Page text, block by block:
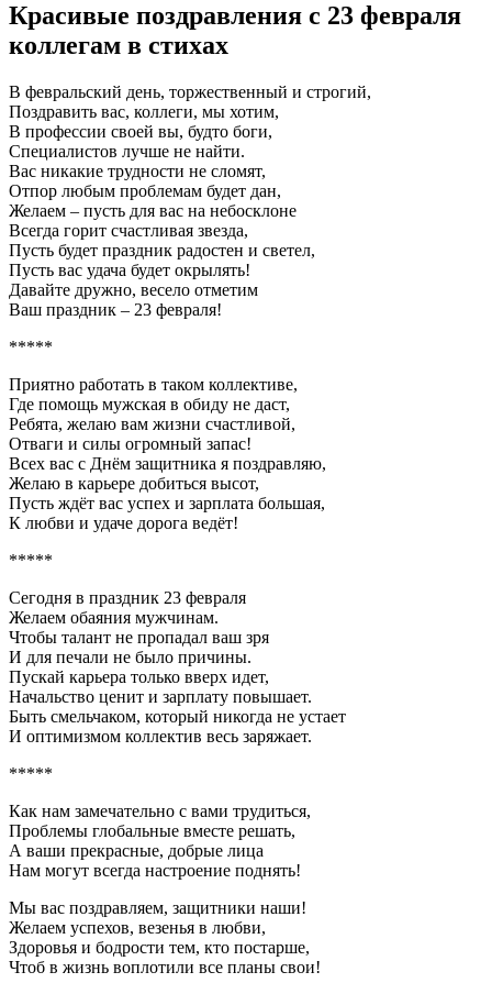
Красивые поздравления с 23 февраля
коллегам в стихах
В февральский день, торжественный и строгий,
Поздравить вас, коллеги, мы хотим,
В профессии своей вы, будто боги,
Специалистов лучше не найти.
Вас никакие трудности не сломят,
Отпор любым проблемам будет дан,
Желаем – пусть для вас на небосклоне
Всегда горит счастливая звезда,
Пусть будет праздник радостен и светел,
Пусть вас удача будет окрылять!
Давайте дружно, весело отметим
Ваш праздник – 23 февраля!
*****
Приятно работать в таком коллективе,
Где помощь мужская в обиду не даст,
Ребята, желаю вам жизни счастливой,
Отваги и силы огромный запас!
Всех вас с Днём защитника я поздравляю,
Желаю в карьере добиться высот,
Пусть ждёт вас успех и зарплата большая,
К любви и удаче дорога ведёт!
*****
Сегодня в праздник 23 февраля
Желаем обаяния мужчинам.
Чтобы талант не пропадал ваш зря
И для печали не было причины.
Пускай карьера только вверх идет,
Начальство ценит и зарплату повышает.
Быть смельчаком, который никогда не устает
И оптимизмом коллектив весь заряжает.
*****
Как нам замечательно с вами трудиться,
Проблемы глобальные вместе решать,
А ваши прекрасные, добрые лица
Нам могут всегда настроение поднять!
Мы вас поздравляем, защитники наши!
Желаем успехов, везенья в любви,
Здоровья и бодрости тем, кто постарше,
Чтоб в жизнь воплотили все планы свои!